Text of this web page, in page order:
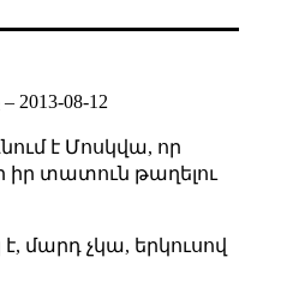
– 2013-08-12
է Մոսկվա, որ
իր տատուն թաղելու
մարդ չկա, երկուսով